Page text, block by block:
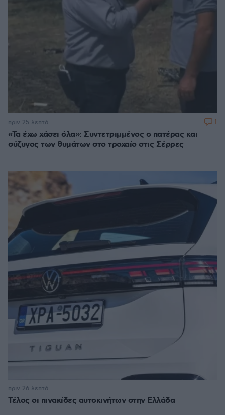
«Τα έχω χάσει όλα»: Συντετριμμένος ο πατέρας και
σύζυγος των θυμάτων στο τροχαίο στις Σέρρες
πριν 25 λεπτά 1
Τέλος οι πινακίδες αυτοκινήτων στην Ελλάδα
πριν 26 λεπτά